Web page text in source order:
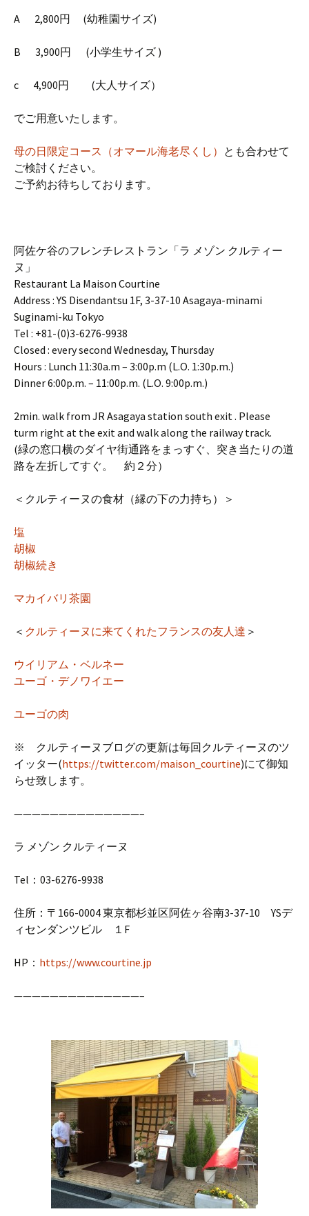
A 2,800円 (幼稚園サイズ)
B 3,900円 (小学生サイズ )
c 4,900円 (大人サイズ）
でご用意いたします。
母の日限定コース（オマール海老尽くし） とも合わせて
ご検討ください。
ご予約お待ちしております。
阿佐ケ谷のフレンチレストラン「ラ メゾン クルティー
ヌ」
Restaurant La Maison Courtine
Address : YS Disendantsu 1F, 3-37-10 Asagaya-minami
Suginami-ku Tokyo
Tel : +81-(0)3-6276-9938
Closed : every second Wednesday, Thursday
Hours : Lunch 11:30a.m – 3:00p.m (L.O. 1:30p.m.)
Dinner 6:00p.m. – 11:00p.m. (L.O. 9:00p.m.)
2min. walk from JR Asagaya station south exit . Please
turm right at the exit and walk along the railway track.
(緑の窓口横のダイヤ街通路をまっすぐ、突き当たりの道
路を左折してすぐ。 約２分）
＜クルティーヌの食材（縁の下の力持ち）＞
塩
胡椒
胡椒続き
マカイバリ茶園
＜ クルティーヌに来てくれたフランスの友人達 ＞
ウイリアム・ベルネー
ユーゴ・デノワイエー
ユーゴの肉
※ クルティーヌブログの更新は毎回クルティーヌのツ
イッター(https://twitter.com/maison_courtine)にて御知
らせ致します。
——————————————–
ラ メゾン クルティーヌ
Tel：03-6276-9938
住所：〒166-0004 東京都杉並区阿佐ヶ谷南3-37-10 YSデ
ィセンダンツビル １F
HP： https://www.courtine.jp
——————————————–